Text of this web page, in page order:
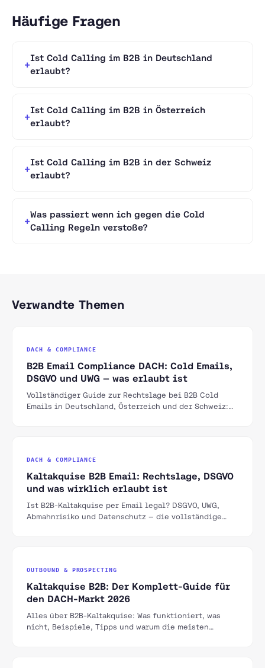
Häufige Fragen
Ist Cold Calling im B2B in Deutschland
erlaubt?
Ist Cold Calling im B2B in Österreich
erlaubt?
Ist Cold Calling im B2B in der Schweiz
erlaubt?
Was passiert wenn ich gegen die Cold
Calling Regeln verstoße?
Verwandte Themen
DACH & COMPLIANCE
B2B Email Compliance DACH: Cold Emails,
DSGVO und UWG — was erlaubt ist
Vollständiger Guide zur Rechtslage bei B2B Cold
Emails in Deutschland, Österreich und der Schweiz:
DACH & COMPLIANCE
Kaltakquise B2B Email: Rechtslage, DSGVO
und was wirklich erlaubt ist
Ist B2B-Kaltakquise per Email legal? DSGVO, UWG,
Abmahnrisiko und Datenschutz — die vollständige
OUTBOUND & PROSPECTING
Kaltakquise B2B: Der Komplett-Guide für
den DACH-Markt 2026
Alles über B2B-Kaltakquise: Was funktioniert, was
nicht, Beispiele, Tipps und warum die meisten